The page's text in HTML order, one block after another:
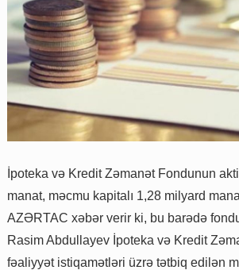
İpoteka və Kredit Zəmanət Fondunun
manat, məcmu kapitalı 1,28 milyard
AZƏRTAC xəbər verir ki, bu barədə
Rasim Abdullayev İpoteka və Kredit
fəaliyyət istiqamətləri üzrə tətbiq edilən